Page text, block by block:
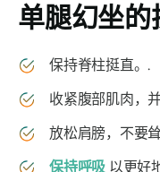
单腿幻坐的
保持脊柱挺直。.
收紧腹部肌肉，
放松肩膀，不要
保持呼吸 以更好